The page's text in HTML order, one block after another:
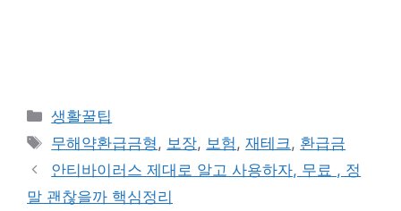
카
테
리
생활꿀팁
태
그
무해약환급금형, 보장, 보험,재테크, 환급금
안티바이러스 제대로 알고 사용하자, 무료 , 정
말 괜찮을까 핵심정리